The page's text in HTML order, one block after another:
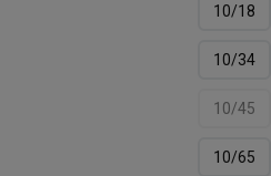
10/18
10/34
10/45
10/65